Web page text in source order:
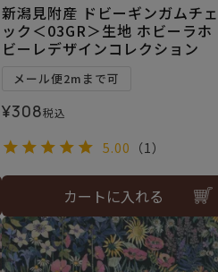
新潟見附産 ドビーギンガムチェ
ック＜03GR＞生地 ホビーラホ
ビーレデザインコレクション
メール便2mまで可
¥308税込
5.00 （1）
カートに入れる